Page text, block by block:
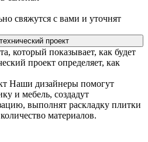
свяжутся с вами и уточнят
проект
который показывает, как будет
проект определяет, как
Наши дизайнеры помогут
и мебель, создадут
выполнят раскладку плитки
материалов.